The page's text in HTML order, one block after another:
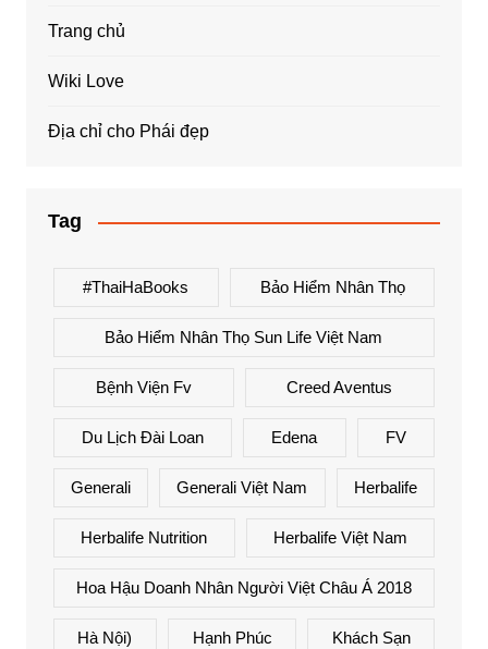
Trang chủ
Wiki Love
Địa chỉ cho Phái đẹp
Tag
#ThaiHaBooks Bảo Hiểm Nhân Thọ
Bảo Hiểm Nhân Thọ Sun Life Việt Nam
Bệnh Viện Fv Creed Aventus
Du Lịch Đài Loan Edena FV
Generali Generali Việt Nam Herbalife
Herbalife Nutrition Herbalife Việt Nam
Hoa Hậu Doanh Nhân Người Việt Châu Á 2018
Hà Nội) Hạnh Phúc Khách Sạn